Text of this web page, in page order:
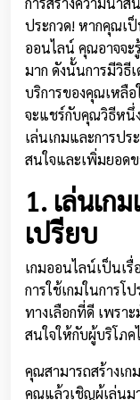
ประกวด! หากคุณเ
ออนไลน์ คุณอาจจะ
มาก ดังนั้นการมีวิธี
บริการของคุณเหลื
จะแชร์กับคุณวิธีหนึ่
เล่นเกมและการปร
สนใจและเพิ่มยอด
1. เล่นเก
เปรียบ
เกมออนไลน์เป็นเ
การใช้เกมในการโ
ทางเลือกที่ดี เพรา
สนใจให้กับผู้บริโภค
คุณสามารถสร้างเ
คุณแล้วเชิญผู้เล่นม